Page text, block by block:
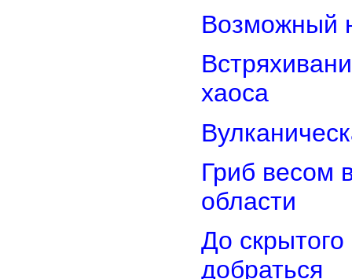
Возможный
хаоса
Гриб весом
области
До
добраться